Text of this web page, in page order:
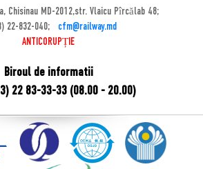
Chisinau MD-2012,str. Vlaicu Pîrcălab 48;
22-832-040;
cfm@railway.md
ANTICORUPȚIE
Biroul de informatii
22 83-33-33 (08.00 - 20.00)